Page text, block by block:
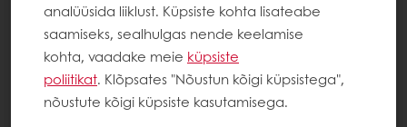
Näiteks Euroopas võib väidet, et toit on
kiudaineallikas (või mis tahes muud väidet,
millel on tarbija jaoks tõenäoliselt sama
tähendus), esitada ainult siis, kui toode
sisaldab vähemalt 3 grammi kiudaineid 100
analüüsida liiklust. Küpsiste kohta lisateabe
saamiseks, sealhulgas nende keelamise
kohta, vaadake meie küpsiste
poliitikat. Klõpsates "Nõustun kõigi küpsistega",
nõustute kõigi küpsiste kasutamisega.